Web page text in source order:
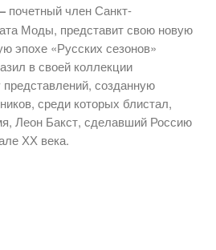
почетный член Санкт-
Моды, представит свою новую
эпохе «Русских сезонов»
в своей коллекции
созданную
среди которых блистал,
Леон Бакст, сделавший Россию
ХХ века.